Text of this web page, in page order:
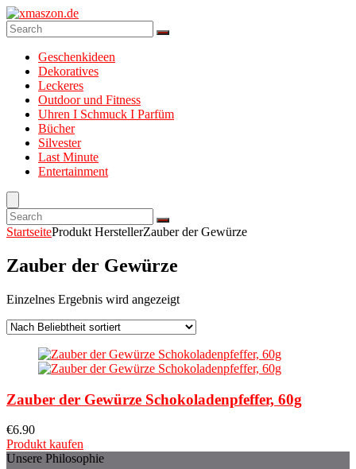
Geschenkideen
Dekoratives
Leckeres
Outdoor und Fitness
Uhren I Schmuck I Parfüm
Bücher
Silvester
Last Minute
Entertainment
StartseiteProdukt HerstellerZauber der Gewürze
Zauber der Gewürze
Einzelnes Ergebnis wird angezeigt
Zauber der Gewürze Schokoladenpfeffer, 60g
€6.90
Produkt kaufen
Unsere Philosophie